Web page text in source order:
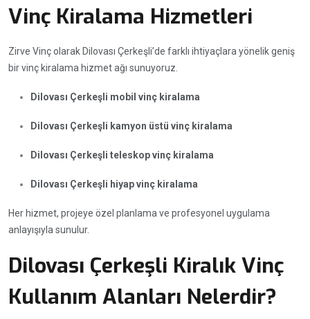
Vinç Kiralama Hizmetleri
Zirve Vinç olarak Dilovası Çerkeşli’de farklı ihtiyaçlara yönelik geniş
bir vinç kiralama hizmet ağı sunuyoruz.
Dilovası Çerkeşli mobil vinç kiralama
Dilovası Çerkeşli kamyon üstü vinç kiralama
Dilovası Çerkeşli teleskop vinç kiralama
Dilovası Çerkeşli hiyap vinç kiralama
Her hizmet, projeye özel planlama ve profesyonel uygulama
anlayışıyla sunulur.
Dilovası Çerkeşli Kiralık Vinç
Kullanım Alanları Nelerdir?